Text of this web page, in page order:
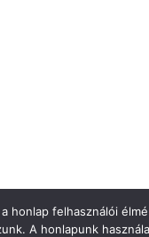
honlap felhasználói
A honlapunk